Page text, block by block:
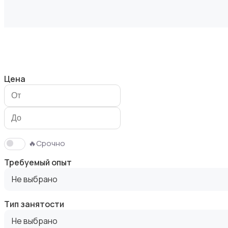
Бытовые услуги и клининг
Цена
🔥Срочно
Требуемый опыт
Не выбрано
Тип занятости
Не выбрано